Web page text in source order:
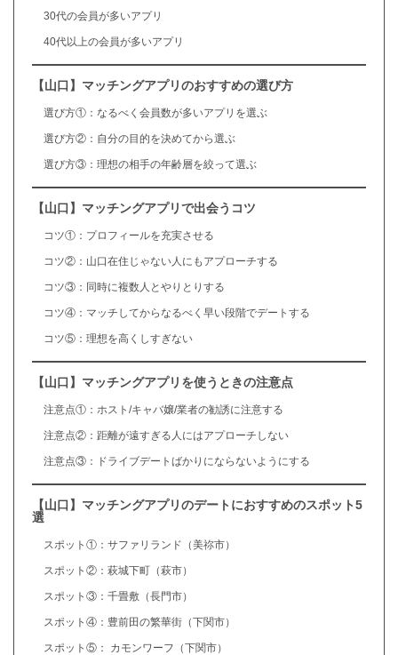
30代の会員が多いアプリ
40代以上の会員が多いアプリ
【山口】マッチングアプリのおすすめの選び方
選び方①：なるべく会員数が多いアプリを選ぶ
選び方②：自分の目的を決めてから選ぶ
選び方③：理想の相手の年齢層を絞って選ぶ
【山口】マッチングアプリで出会うコツ
コツ①：プロフィールを充実させる
コツ②：山口在住じゃない人にもアプローチする
コツ③：同時に複数人とやりとりする
コツ④：マッチしてからなるべく早い段階でデートする
コツ⑤：理想を高くしすぎない
【山口】マッチングアプリを使うときの注意点
注意点①：ホスト/キャバ嬢/業者の勧誘に注意する
注意点②：距離が遠すぎる人にはアプローチしない
注意点③：ドライブデートばかりにならないようにする
【山口】マッチングアプリのデートにおすすめのスポット5
選
スポット①：サファリランド（美祢市）
スポット②：萩城下町（萩市）
スポット③：千畳敷（長門市）
スポット④：豊前田の繁華街（下関市）
スポット⑤： カモンワーフ（下関市）